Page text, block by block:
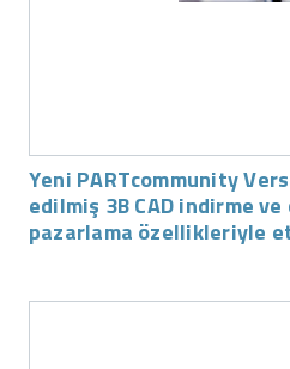
Yeni PARTcommunity
edilmiş 3B CAD indirme ve
pazarlama özellikleriyle